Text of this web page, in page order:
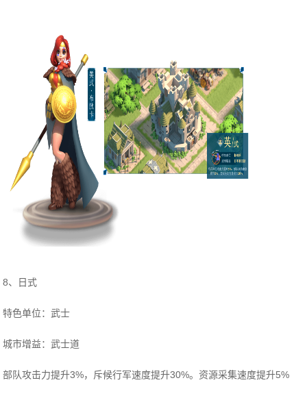
8、日式
特色单位：武士
城市增益：武士道
部队攻击力提升3%，斥候行军速度提升30%。资源采集速度提升5%